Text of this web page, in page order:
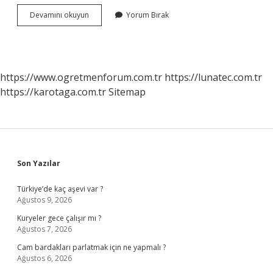
Devamını okuyun
En
Yorum Bırak
https://www.ogretmenforum.com.tr https://lunatec.com.tr
https://karotaga.com.trSitemap
Sidebar
Son Yazılar
Türkiye’de kaç aşevi var ?
Ağustos 9, 2026
Kuryeler gece çalışır mı ?
Ağustos 7, 2026
Cam bardakları parlatmak için ne yapmalı ?
Ağustos 6, 2026